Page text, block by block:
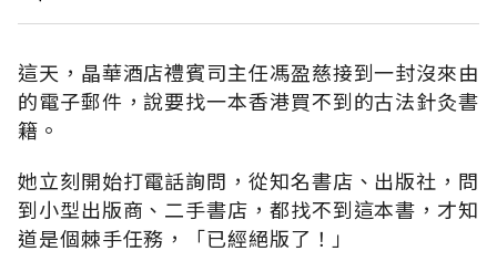
這天，晶華酒店禮賓司主任馮盈慈接到一封沒來由
的電子郵件，說要找一本香港買不到的古法針灸書
籍。
她立刻開始打電話詢問，從知名書店、出版社，問
到小型出版商、二手書店，都找不到這本書，才知
道是個棘手任務，「已經絕版了！」